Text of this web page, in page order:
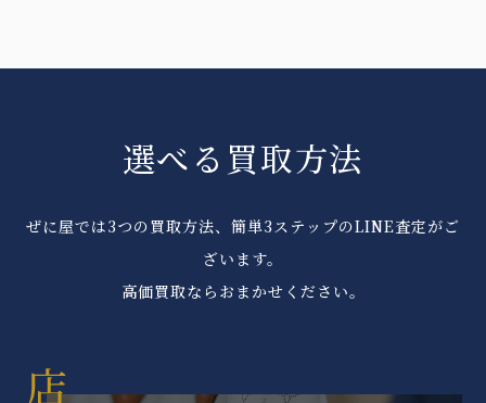
選べる買取方法
ぜに屋では3つの買取方法、簡単3ステップのLINE査定がご
ざいます。
高価買取ならおまかせください。